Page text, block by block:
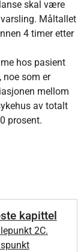
skal være
Måltallet
4 timer etter
hos pasient
noe som er
mellom
av totalt
prosent.
kapittel
2C.